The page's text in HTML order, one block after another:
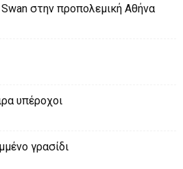
στην προπολεμική Αθήνα
υπέροχοι
γρασίδι